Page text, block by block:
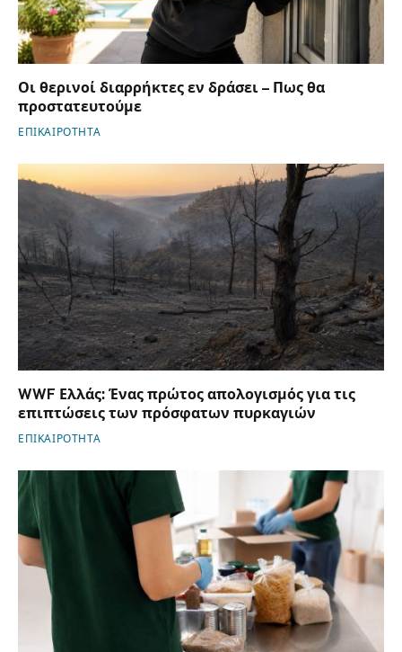
Οι θερινοί διαρρήκτες εν δράσει – Πως θα
προστατευτούμε
ΕΠΙΚΑΙΡΟΤΗΤΑ
WWF Ελλάς: Ένας πρώτος απολογισμός για τις
επιπτώσεις των πρόσφατων πυρκαγιών
ΕΠΙΚΑΙΡΟΤΗΤΑ